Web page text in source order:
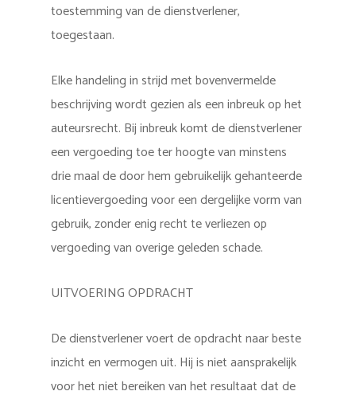
toestemming van de dienstverlener,
toegestaan.
Elke handeling in strijd met bovenvermelde
beschrijving wordt gezien als een inbreuk op het
auteursrecht. Bij inbreuk komt de dienstverlener
een vergoeding toe ter hoogte van minstens
drie maal de door hem gebruikelijk gehanteerde
licentievergoeding voor een dergelijke vorm van
gebruik, zonder enig recht te verliezen op
vergoeding van overige geleden schade.
UITVOERING OPDRACHT
De dienstverlener voert de opdracht naar beste
inzicht en vermogen uit. Hij is niet aansprakelijk
voor het niet bereiken van het resultaat dat de